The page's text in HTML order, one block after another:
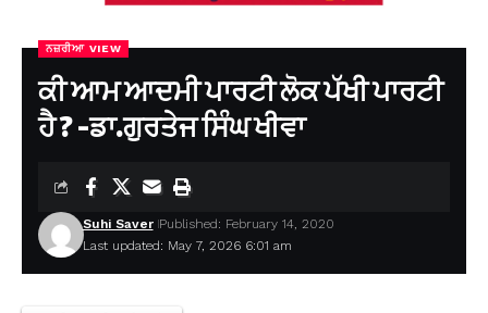
ਨਜ਼ਰੀਆ VIEW
ਕੀ ਆਮ ਆਦਮੀ ਪਾਰਟੀ ਲੋਕ ਪੱਖੀ ਪਾਰਟੀ
ਹੈ ? -ਡਾ.ਗੁਰਤੇਜ ਸਿੰਘ ਖੀਵਾ
Last updated: May 7, 2026 6:01 am
Suhi Saver Published: February 14, 2020